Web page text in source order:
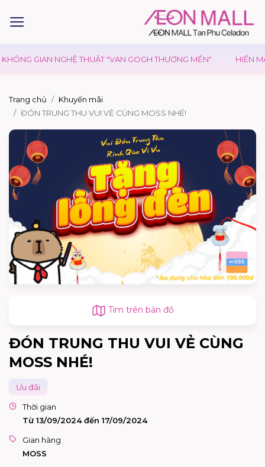
GIAN NGHỆ THUẬT "VAN GOGH THƯƠNG MẾN" HIẾN
Trang chủ
Khuyến mãi
ĐÓN TRUNG THU VUI VẺ CÙNG MOSS NHÉ!
Tìm trên bản đồ
ĐÓN TRUNG THU VUI VẺ CÙNG
MOSS NHÉ!
Ưu đãi
Thời gian
Từ 13/09/2024 đến 17/09/2024
Gian hàng
MOSS